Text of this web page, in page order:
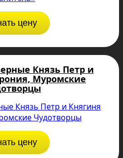
цену
Князь Петр и
Муромские
цену